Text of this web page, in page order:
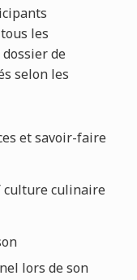
les
de
selon les
et savoir-faire
culture culinaire
lors de son